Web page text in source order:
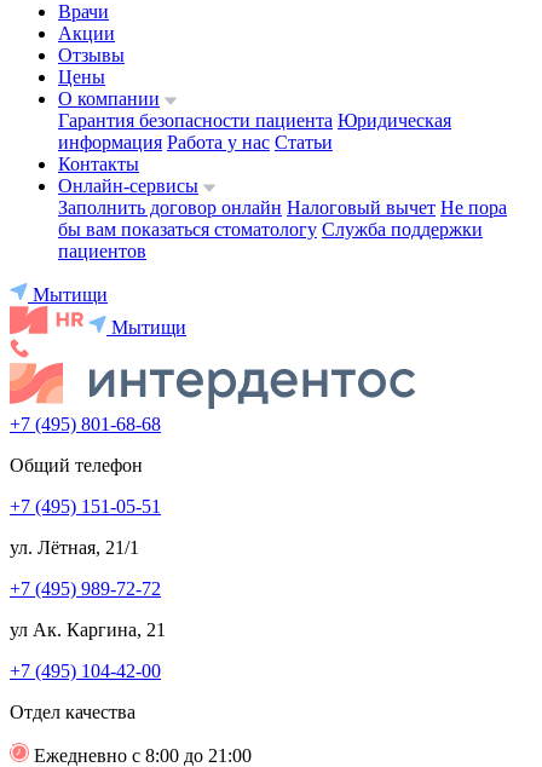
Врачи
Акции
Отзывы
Цены
О компании
Гарантия безопасности пациента Юридическая
информация Работа у нас Статьи
Контакты
Онлайн-сервисы
Заполнить договор онлайн Налоговый вычет Не пора
бы вам показаться стоматологу Служба поддержки
пациентов
Мытищи
Мытищи
+7 (495) 801-68-68
Общий телефон
+7 (495) 151-05-51
ул. Лётная, 21/1
+7 (495) 989-72-72
ул Ак. Каргина, 21
+7 (495) 104-42-00
Отдел качества
Ежедневно с 8:00 до 21:00